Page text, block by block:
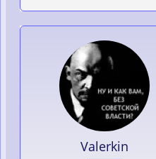
Valerkin